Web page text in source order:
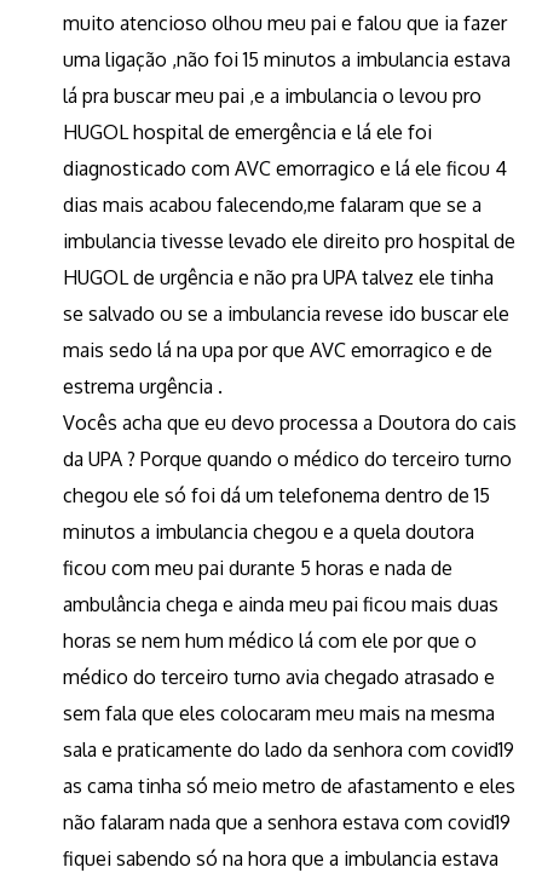
muito atencioso olhou meu pai e falou que ia fazer
uma ligação ,não foi 15 minutos a imbulancia estava
lá pra buscar meu pai ,e a imbulancia o levou pro
HUGOL hospital de emergência e lá ele foi
diagnosticado com AVC emorragico e lá ele ficou 4
dias mais acabou falecendo,me falaram que se a
imbulancia tivesse levado ele direito pro hospital de
HUGOL de urgência e não pra UPA talvez ele tinha
se salvado ou se a imbulancia revese ido buscar ele
mais sedo lá na upa por que AVC emorragico e de
estrema urgência .
Vocês acha que eu devo processa a Doutora do cais
da UPA ? Porque quando o médico do terceiro turno
chegou ele só foi dá um telefonema dentro de 15
minutos a imbulancia chegou e a quela doutora
ficou com meu pai durante 5 horas e nada de
ambulância chega e ainda meu pai ficou mais duas
horas se nem hum médico lá com ele por que o
médico do terceiro turno avia chegado atrasado e
sem fala que eles colocaram meu mais na mesma
sala e praticamente do lado da senhora com covid19
as cama tinha só meio metro de afastamento e eles
não falaram nada que a senhora estava com covid19
fiquei sabendo só na hora que a imbulancia estava